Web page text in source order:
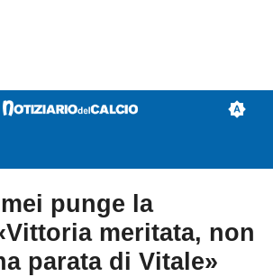
punge la
meritata, non
parata di Vitale»